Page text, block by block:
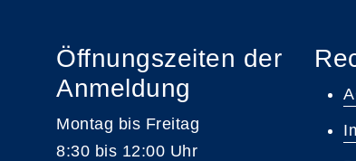
Öffnungszeiten der
Anmeldung
Montag bis Freitag
8:30 bis 12:00 Uhr